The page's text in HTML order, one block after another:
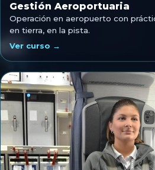
Gestión Aeroportuaria
Operación en aeropuerto con
en tierra, en la pista.
Ver curso →